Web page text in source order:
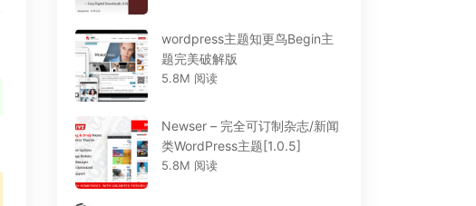
wordpress主题知更鸟Begin主
题完美破解版
5.8M 阅读
Newser – 完全可订制杂志/新闻
类WordPress主题[1.0.5]
5.8M 阅读